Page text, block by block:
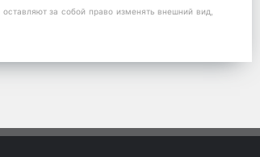
за собой право изменять внешний вид,